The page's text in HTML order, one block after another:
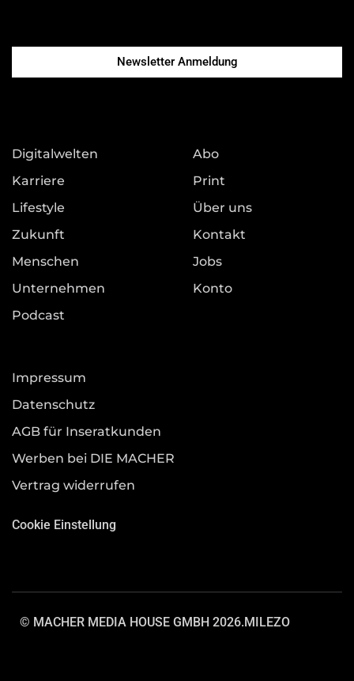
Newsletter Anmeldung
Digitalwelten
Karriere
Lifestyle
Zukunft
Menschen
Unternehmen
Podcast
Abo
Print
Über uns
Kontakt
Jobs
Konto
Impressum
Datenschutz
AGB für Inseratkunden
Werben bei DIE MACHER
Vertrag widerrufen
Cookie Einstellung
© MACHER MEDIA HOUSE GMBH 2026.MILEZO